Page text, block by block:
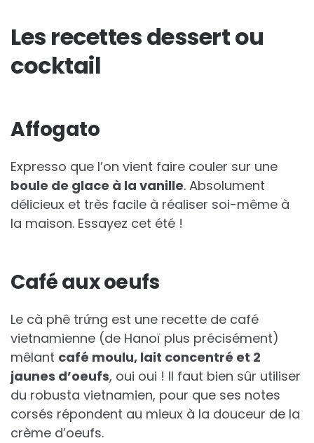
Les recettes dessert ou
cocktail
Affogato
Expresso que l’on vient faire couler sur une
boule de glace à la vanille. Absolument
délicieux et très facile à réaliser soi-même à
la maison. Essayez cet été !
Café aux oeufs
Le cà phê trứng est une recette de café
vietnamienne (de Hanoï plus précisément)
mêlant café moulu, lait concentré et 2
jaunes d’oeufs, oui oui ! Il faut bien sûr utiliser
du robusta vietnamien, pour que ses notes
corsés répondent au mieux à la douceur de la
crème d’oeufs.